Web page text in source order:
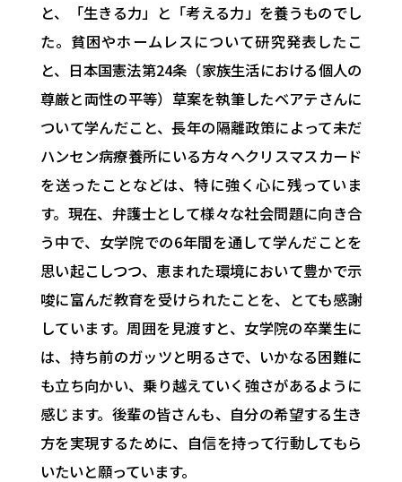
と、「生きる力」と「考える力」を養うものでし
た。貧困やホームレスについて研究発表したこ
と、日本国憲法第24条（家族生活における個人の
尊厳と両性の平等）草案を執筆したベアテさんに
ついて学んだこと、長年の隔離政策によって未だ
ハンセン病療養所にいる方々へクリスマスカード
を送ったことなどは、特に強く心に残っていま
す。現在、弁護士として様々な社会問題に向き合
う中で、女学院での6年間を通して学んだことを
思い起こしつつ、恵まれた環境において豊かで示
唆に富んだ教育を受けられたことを、とても感謝
しています。周囲を見渡すと、女学院の卒業生に
は、持ち前のガッツと明るさで、いかなる困難に
も立ち向かい、乗り越えていく強さがあるように
感じます。後輩の皆さんも、自分の希望する生き
方を実現するために、自信を持って行動してもら
いたいと願っています。